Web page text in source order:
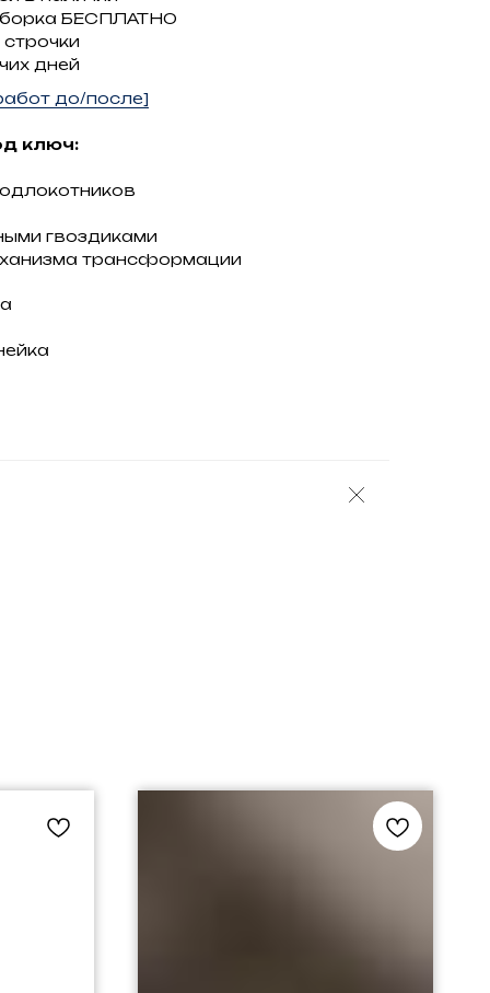
БЕСПЛАТНО
дней
до/после]
ключ:
гвоздиками
трансформации